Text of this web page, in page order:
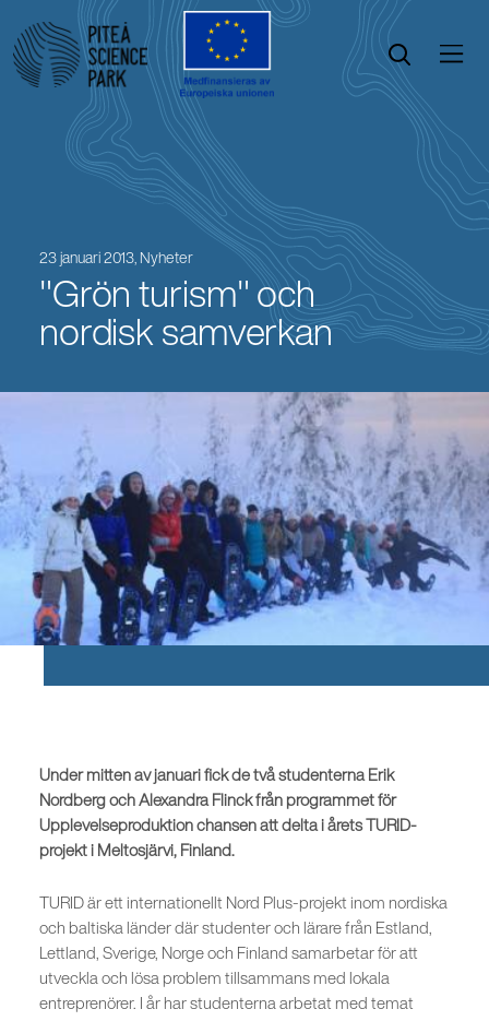
Öppna sök
Öppna menyn
23 januari 2013, Nyheter
"Grön turism" och
nordisk samverkan
Under mitten av januari fick de två studenterna Erik
Nordberg och Alexandra Flinck från programmet för
Upplevelseproduktion chansen att delta i årets TURID-
projekt i Meltosjärvi, Finland.
TURID är ett internationellt Nord Plus-projekt inom nordiska
och baltiska länder där studenter och lärare från Estland,
Lettland, Sverige, Norge och Finland samarbetar för att
utveckla och lösa problem tillsammans med lokala
entreprenörer. I år har studenterna arbetat med temat